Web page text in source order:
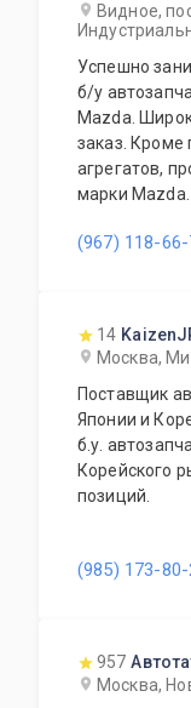
Видное,
Успешно
б/у
Mazda.
заказ. Кроме
агрегатов,
марки
его виды. В
автомобиля.
и
день.
(967) 118-66-
14
Москва,
Поставщик
Японии и
б.у.
Корейского
позиций.
(985) 173-80-
957
Москва,